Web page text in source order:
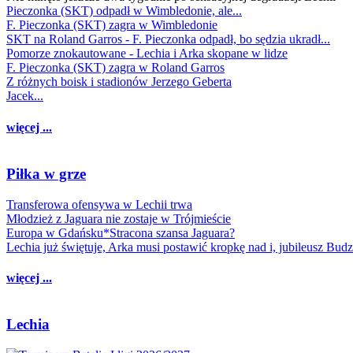
Pieczonka (SKT) odpadł w Wimbledonie, ale...
F. Pieczonka (SKT) zagra w Wimbledonie
SKT na Roland Garros - F. Pieczonka odpadł, bo sędzia ukradł...
Pomorze znokautowane - Lechia i Arka skopane w lidze
F. Pieczonka (SKT) zagra w Roland Garros
Z różnych boisk i stadionów Jerzego Geberta
Jacek...
więcej ...
Piłka w grze
Transferowa ofensywa w Lechii trwa
Młodzież z Jaguara nie zostaje w Trójmieście
Europa w Gdańsku*Stracona szansa Jaguara?
Lechia już świętuje, Arka musi postawić kropkę nad i, jubileusz
więcej ...
Lechia